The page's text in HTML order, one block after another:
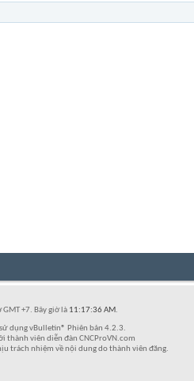
GMT +7. Bây giờ là 11:17:36 AM.
dụng vBulletin® Phiên bản 4.2.3.
thành viên diễn đàn CNCProVN.com
trách nhiệm về nội dung do thành viên đăng.